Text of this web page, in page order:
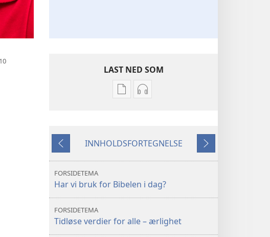
LAST NED SOM
Nedlastingsalternativer
OPP!
bruk
i
Nedlastingsalternativer
OPP!
bruk
Forrige
INNHOLDSFORTEGNELSE
Neste
FORSIDETEMA
Har vi bruk for Bibelen i dag?
FORSIDETEMA
Tidløse verdier for alle – ærlighet